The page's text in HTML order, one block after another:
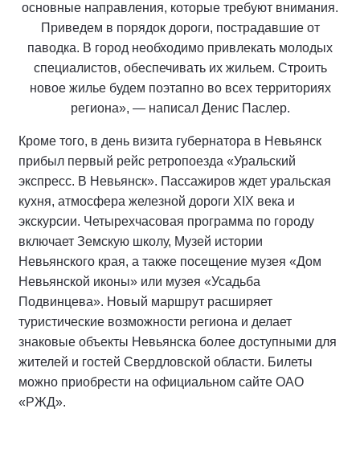
основные направления, которые требуют внимания.
Приведем в порядок дороги, пострадавшие от
паводка. В город необходимо привлекать молодых
специалистов, обеспечивать их жильем. Строить
новое жилье будем поэтапно во всех территориях
региона», — написал Денис Паслер.
Кроме того, в день визита губернатора в Невьянск
прибыл первый рейс ретропоезда «Уральский
экспресс. В Невьянск». Пассажиров ждет уральская
кухня, атмосфера железной дороги XIX века и
экскурсии. Четырехчасовая программа по городу
включает Земскую школу, Музей истории
Невьянского края, а также посещение музея «Дом
Невьянской иконы» или музея «Усадьба
Подвинцева». Новый маршрут расширяет
туристические возможности региона и делает
знаковые объекты Невьянска более доступными для
жителей и гостей Свердловской области. Билеты
можно приобрести на официальном сайте ОАО
«РЖД».